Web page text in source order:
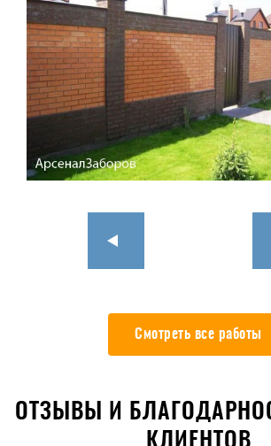
Смотреть все работы
ОТЗЫВЫ И